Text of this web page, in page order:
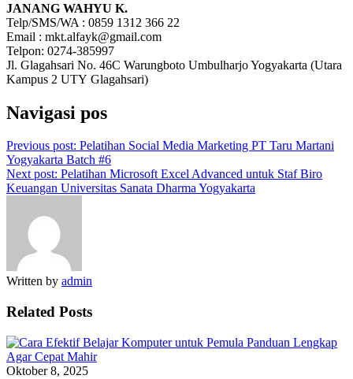
JANANG WAHYU K.
Telp/SMS/WA : 0859 1312 366 22
Email : mkt.alfayk@gmail.com
Telpon: 0274-385997
Jl. Glagahsari No. 46C Warungboto Umbulharjo Yogyakarta (Utara
Kampus 2 UTY Glagahsari)
Navigasi pos
Previous post: Pelatihan Social Media Marketing PT Taru Martani
Yogyakarta Batch #6
Next post: Pelatihan Microsoft Excel Advanced untuk Staf Biro
Keuangan Universitas Sanata Dharma Yogyakarta
Written by admin
Related Posts
Oktober 8, 2025